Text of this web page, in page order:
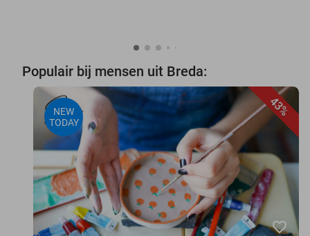
Populair bij mensen uit Breda:
43%
NEW
TODAY
favorite_border